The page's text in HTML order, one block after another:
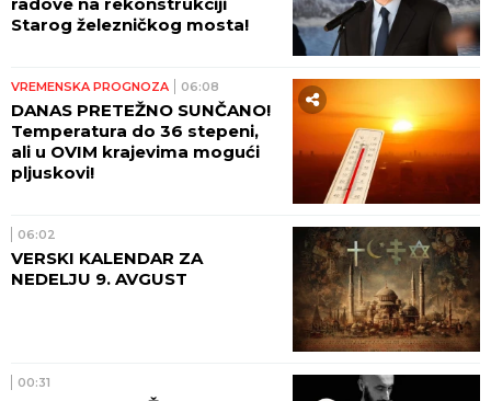
POLITIKA 09:48
"UMORNI SU, ALI NEĆE STATI
Dačić i pohvalio borbu
vatrogasaca sa stihijom
08:02
ŠTA SE DOGODI ONOME KO SE
Nikolaj upozorava na cenu
ljudskog podsmeha
vetar raspiruje plamen,
nadljudskim naporima